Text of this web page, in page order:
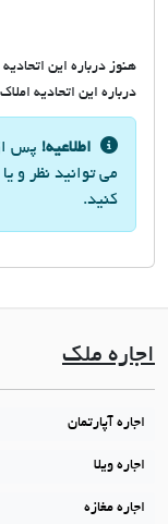
هنوز درباره این
درباره این اتحادیه
اطلاعیه! پس
می توانید نظر و
کنید.
اجاره ملک
اجاره آپارتمان
اجاره ویلا
اجاره مغازه